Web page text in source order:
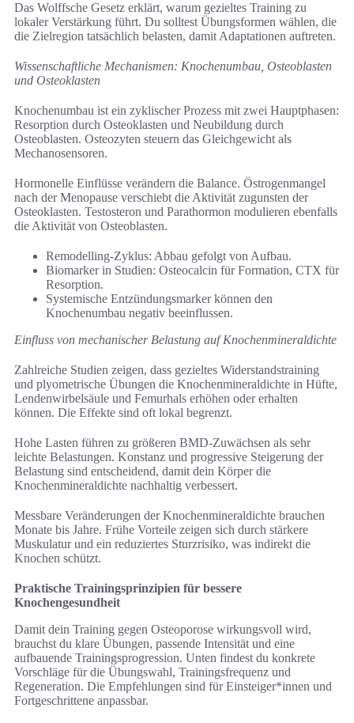
Das Wolffsche Gesetz erklärt, warum gezieltes Training zu
lokaler Verstärkung führt. Du solltest Übungsformen wählen, die
die Zielregion tatsächlich belasten, damit Adaptationen auftreten.
Wissenschaftliche Mechanismen: Knochenumbau, Osteoblasten
und Osteoklasten
Knochenumbau ist ein zyklischer Prozess mit zwei Hauptphasen:
Resorption durch Osteoklasten und Neubildung durch
Osteoblasten. Osteozyten steuern das Gleichgewicht als
Mechanosensoren.
Hormonelle Einflüsse verändern die Balance. Östrogenmangel
nach der Menopause verschiebt die Aktivität zugunsten der
Osteoklasten. Testosteron und Parathormon modulieren ebenfalls
die Aktivität von Osteoblasten.
Remodelling-Zyklus: Abbau gefolgt von Aufbau.
Biomarker in Studien: Osteocalcin für Formation, CTX für
Resorption.
Systemische Entzündungsmarker können den
Knochenumbau negativ beeinflussen.
Einfluss von mechanischer Belastung auf Knochenmineraldichte
Zahlreiche Studien zeigen, dass gezieltes Widerstandstraining
und plyometrische Übungen die Knochenmineraldichte in Hüfte,
Lendenwirbelsäule und Femurhals erhöhen oder erhalten
können. Die Effekte sind oft lokal begrenzt.
Hohe Lasten führen zu größeren BMD-Zuwächsen als sehr
leichte Belastungen. Konstanz und progressive Steigerung der
Belastung sind entscheidend, damit dein Körper die
Knochenmineraldichte nachhaltig verbessert.
Messbare Veränderungen der Knochenmineraldichte brauchen
Monate bis Jahre. Frühe Vorteile zeigen sich durch stärkere
Muskulatur und ein reduziertes Sturzrisiko, was indirekt die
Knochen schützt.
Praktische Trainingsprinzipien für bessere
Knochengesundheit
Damit dein Training gegen Osteoporose wirkungsvoll wird,
brauchst du klare Übungen, passende Intensität und eine
aufbauende Trainingsprogression. Unten findest du konkrete
Vorschläge für die Übungswahl, Trainingsfrequenz und
Regeneration. Die Empfehlungen sind für Einsteiger*innen und
Fortgeschrittene anpassbar.